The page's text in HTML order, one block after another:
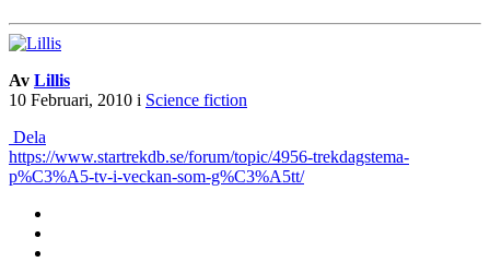
Av Lillis
10 Februari, 2010 i Science fiction
Dela
https://www.startrekdb.se/forum/topic/4956-trekdagstema-
p%C3%A5-tv-i-veckan-som-g%C3%A5tt/